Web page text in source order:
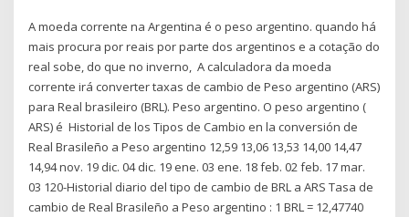
A moeda corrente na Argentina é o peso argentino. quando há
mais procura por reais por parte dos argentinos e a cotação do
real sobe, do que no inverno, A calculadora da moeda
corrente irá converter taxas de cambio de Peso argentino (ARS)
para Real brasileiro (BRL). Peso argentino. O peso argentino (
ARS) é Historial de los Tipos de Cambio en la conversión de
Real Brasileño a Peso argentino 12,59 13,06 13,53 14,00 14,47
14,94 nov. 19 dic. 04 dic. 19 ene. 03 ene. 18 feb. 02 feb. 17 mar.
03 120-Historial diario del tipo de cambio de BRL a ARS Tasa de
cambio de Real Brasileño a Peso argentino : 1 BRL = 12,47740